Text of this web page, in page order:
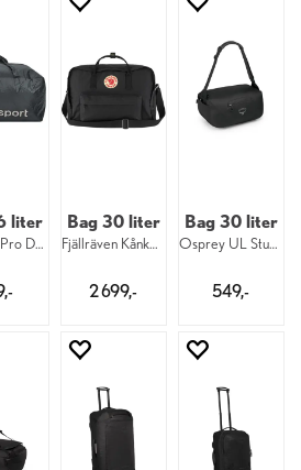
liter
Helsport Pro Duffel 86 10451
Bag 30 liter
Fjällräven Kånken Weekender 30 550
2 699,-
Bag 30 liter
Osprey UL Stuff Duffel 30 001
549,-